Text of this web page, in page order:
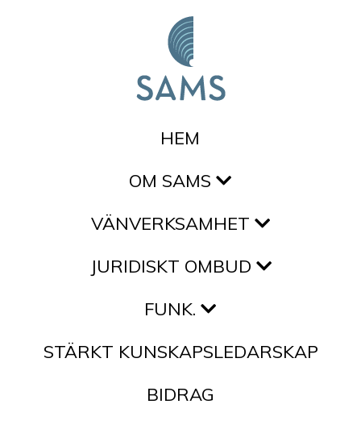
HEM
OM SAMS
VÄNVERKSAMHET
JURIDISKT OMBUD
FUNK.
STÄRKT KUNSKAPSLEDARSKAP
BIDRAG